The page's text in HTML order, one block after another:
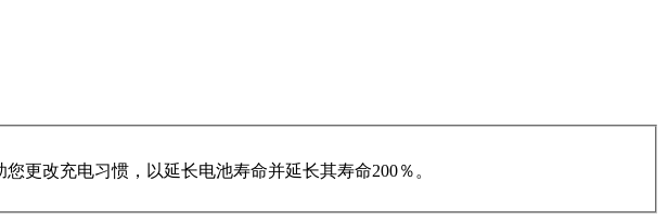
更改充电习惯，以延长电池寿命并延长其寿命200％。